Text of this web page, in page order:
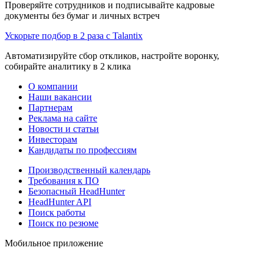
Проверяйте сотрудников и подписывайте кадровые
документы без бумаг и личных встреч
Ускорьте подбор в 2 раза с Talantix
Автоматизируйте сбор откликов, настройте воронку,
собирайте аналитику в 2 клика
О компании
Наши вакансии
Партнерам
Реклама на сайте
Новости и статьи
Инвесторам
Кандидаты по профессиям
Производственный календарь
Требования к ПО
Безопасный HeadHunter
HeadHunter API
Поиск работы
Поиск по резюме
Мобильное приложение